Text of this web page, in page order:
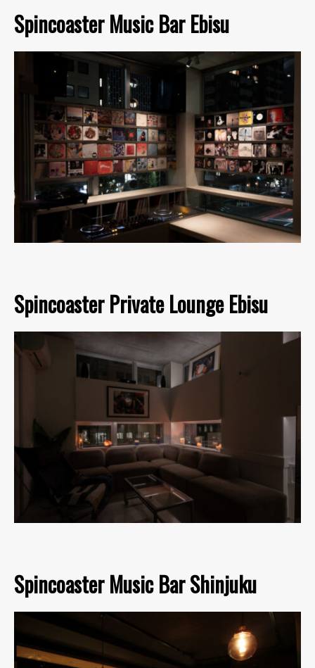
Spincoaster Music Bar Ebisu
Spincoaster Private Lounge Ebisu
Spincoaster Music Bar Shinjuku